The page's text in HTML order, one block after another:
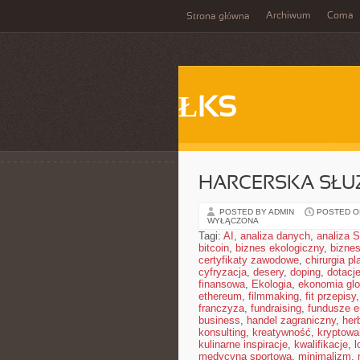
Strona główna Archiwum Coma
ŁKS
HARCERSKA
POSTED BY ADMIN POSTED
WYŁĄCZONA
Tagi: AI , analiza danych, analiza
bitcoin, biznes ekologiczny,
certyfikaty zawodowe, chirurgia
cyfryzacja, desery, doping, dotacje
finansowa, Ekologia, ekonomia
ethereum, filmmaking, fit przepisy,
franczyza, fundraising, fundusze
business, handel zagraniczny,
konsulting, kreatywność,
kulinarne inspiracje, kwalifikacje,
medycyna sportowa, minimalizm,